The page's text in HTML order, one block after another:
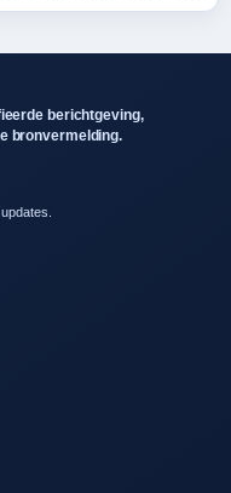
berichtgeving,
bronvermelding.